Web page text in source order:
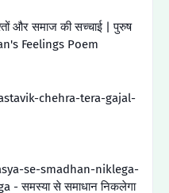
और समाज की सच्चाई | पुरुष
Feelings Poem
Vastavik-chehra-tera-gajal-
se-smadhan-niklega-
- समस्या से समाधान निकलेगा